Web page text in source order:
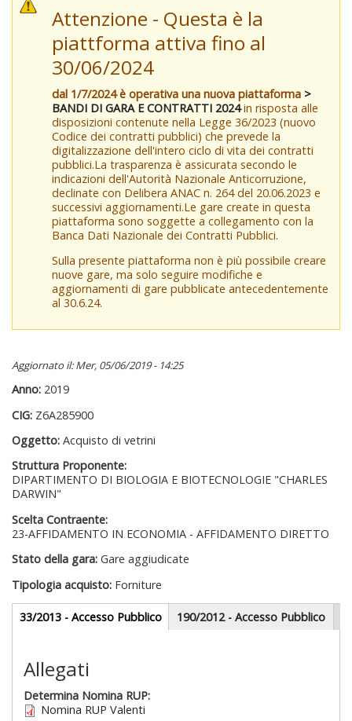
Attenzione - Questa è la
piattforma attiva fino al
30/06/2024
dal 1/7/2024 è operativa una nuova piattaforma >
BANDI DI GARA E CONTRATTI 2024in risposta alle
disposizioni contenute nella Legge 36/2023 (nuovo
Codice dei contratti pubblici) che prevede la
digitalizzazione dell'intero ciclo di vita dei contratti
pubblici.La trasparenza è assicurata secondo le
indicazioni dell'Autorità Nazionale Anticorruzione,
declinate con Delibera ANAC n. 264 del 20.06.2023 e
successivi aggiornamenti.Le gare create in questa
piattaforma sono soggette a collegamento con la
Banca Dati Nazionale dei Contratti Pubblici.
Sulla presente piattaforma non è più possibile creare
nuove gare, ma solo seguire modifiche e
aggiornamenti di gare pubblicate antecedentemente
al 30.6.24.
Aggiornato il: Mer, 05/06/2019 - 14:25
Anno: 2019
CIG: Z6A285900
Oggetto: Acquisto di vetrini
Struttura Proponente:
DIPARTIMENTO DI BIOLOGIA E BIOTECNOLOGIE "CHARLES
DARWIN"
Scelta Contraente:
23-AFFIDAMENTO IN ECONOMIA - AFFIDAMENTO DIRETTO
Stato della gara: Gare aggiudicate
Tipologia acquisto: Forniture
Gare appalti
33/2013 - Accesso Pubblico(scheda
attiva)
190/2012 - Accesso Pubblico
Sezione redazionale
Allegati
Determina Nomina RUP:
Nomina RUP Valenti